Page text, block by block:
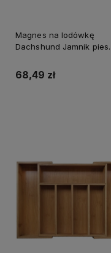
Magnes na lodówkę
Dachshund Jamnik pies
68,49 zł